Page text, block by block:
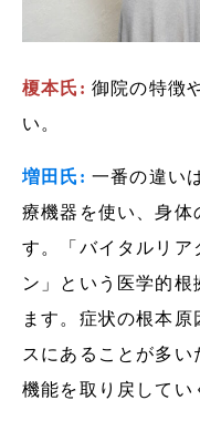
榎本氏: 御院の特徴
い。
増田氏: 一番の違い
療機器を使い、身体
す。「バイタルリア
ン」という医学的
ます。症状の根本
スにあることが多
機能を取り戻してい